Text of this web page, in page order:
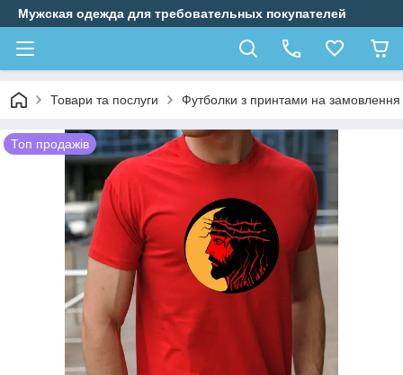
Мужская одежда для требовательных покупателей
Товари та послуги Футболки з принтами на замовлення
Топ продажів